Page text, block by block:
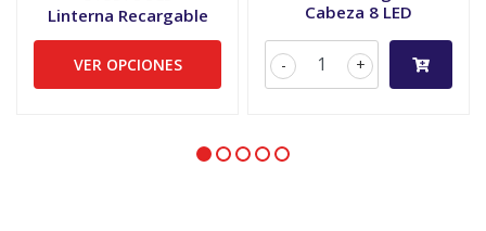
Linterna Recargable
VER OPCIONES
Cabeza 8 LED
+
-